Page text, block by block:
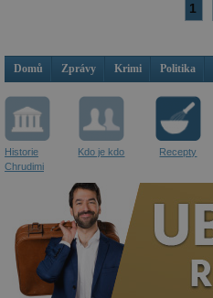
1
Domů Zprávy Krimi Politika
Historie
Chrudimi
Kdo je kdo Recepty